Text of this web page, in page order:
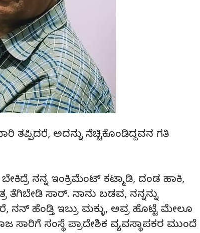
ತಪ್ಪಿದರೆ, ಅದನ್ನು ನೆಚ್ಚಿಕೊಂಡಿದ್ದವನ ಗತಿ
ನನ್ನ ಇಂಕ್ರಿಮೆಂಟ್ ಕಟ್ಮಾಡಿ, ದಂಡ ಹಾಕಿ,
ತೆಗಿಬೇಡಿ ಸಾರ್. ನಾನು ಬಡವ, ನನ್ನನ್ನು
ನನ್ ಹೆಂಡ್ತಿ ಇಬ್ರು ಮಕ್ಳು, ಅವ್ರ ಹೊಟ್ಟೆ ಮೇಲೂ
ಸಾರಿಗೆ ಸಂಸ್ಥೆ ಪ್ರಾದೇಶಿಕ ವ್ಯವಸ್ಥಾಪಕರ ಮುಂದೆ